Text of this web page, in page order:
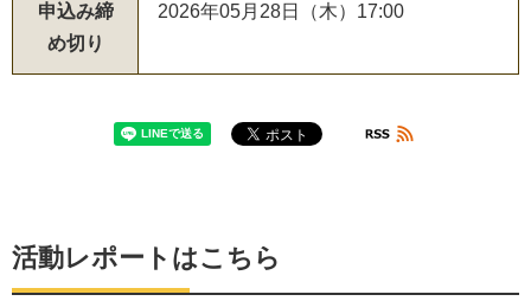
申込み締
め切り
2026年05月28日（木）17:00
活動レポートはこちら